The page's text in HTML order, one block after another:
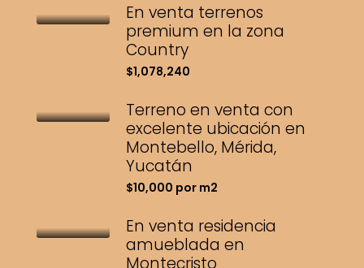
En venta terrenos
premium en la zona
Country
$1,078,240
Terreno en venta con
excelente ubicación en
Montebello, Mérida,
Yucatán
$10,000 por m2
En venta residencia
amueblada en
Montecristo